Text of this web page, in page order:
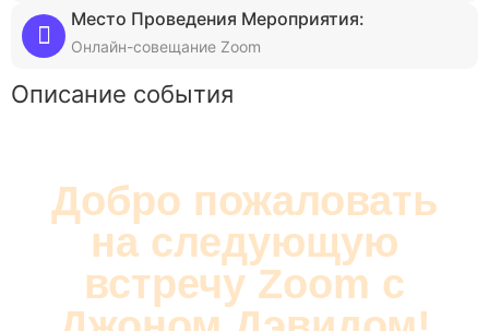
Место Проведения Мероприятия:
Онлайн-совещание Zoom
Описание события
Добро пожаловать
на следующую
встречу Zoom с